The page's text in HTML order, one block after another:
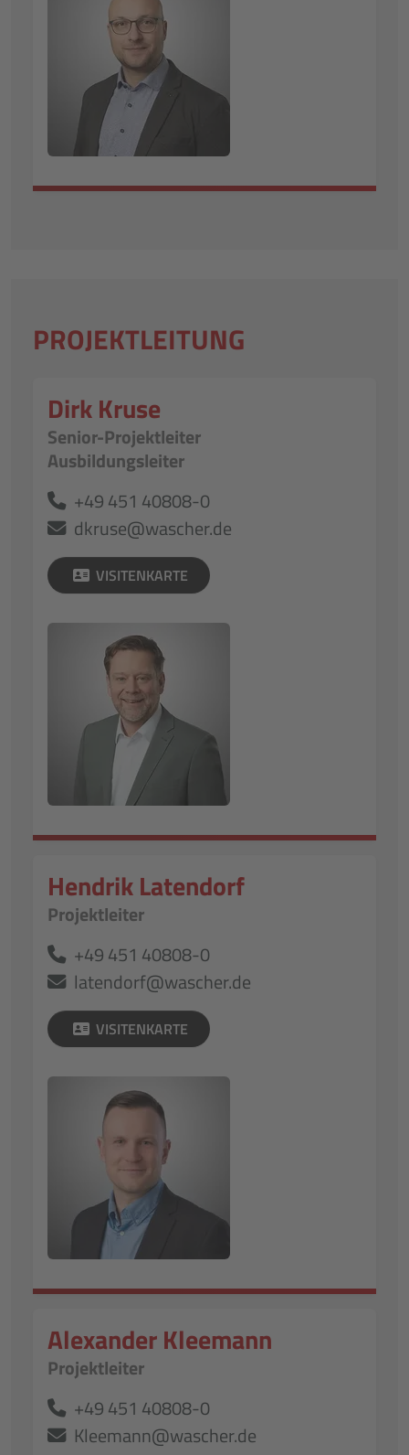
PROJEKTLEITUNG
Dirk Kruse
Senior-Projektleiter
Ausbildungsleiter
+49 451 40808-0
dkruse@wascher.de
VISITENKARTE
Hendrik Latendorf
Projektleiter
+49 451 40808-0
latendorf@wascher.de
VISITENKARTE
Alexander Kleemann
Projektleiter
+49 451 40808-0
Kleemann@wascher.de